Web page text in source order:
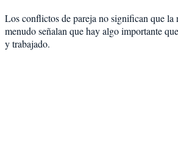
Los conflictos de pareja no significan que la
menudo señalan que hay algo importante
y trabajado.